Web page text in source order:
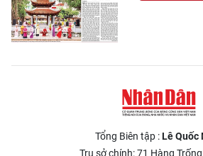
Tổng Biên tập :Lê Quốc
Trụ sở chính: 71 Hàng